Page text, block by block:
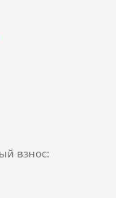
взнос: